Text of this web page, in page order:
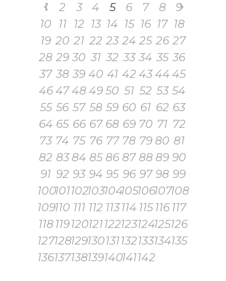
1 2 3 4 5 6 7 8
9
10
11 12 13 14 15 16 17 18
19 20 21 22 23 24 25 26 27
28 29 30 31 32 33 34 35 36
37 38 39 40 41 42 434445
46 474849 50 51 52 53 54
55 56 57 58 59 60 61 62 63
64 65 66 67 68 69 70 71 72
73 74 75 76 77 78 79 80 81
82 83 84 85 86 87 88 89 90
91 92 93 94 95 96 97 98 99
100101102103104105106107108
109110 111 112 113 114 115 116 117
118 119120121122123124125126
127128129130131132133134135
136137138139140141142